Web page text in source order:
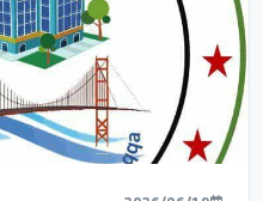
53%
نسبة الإناث